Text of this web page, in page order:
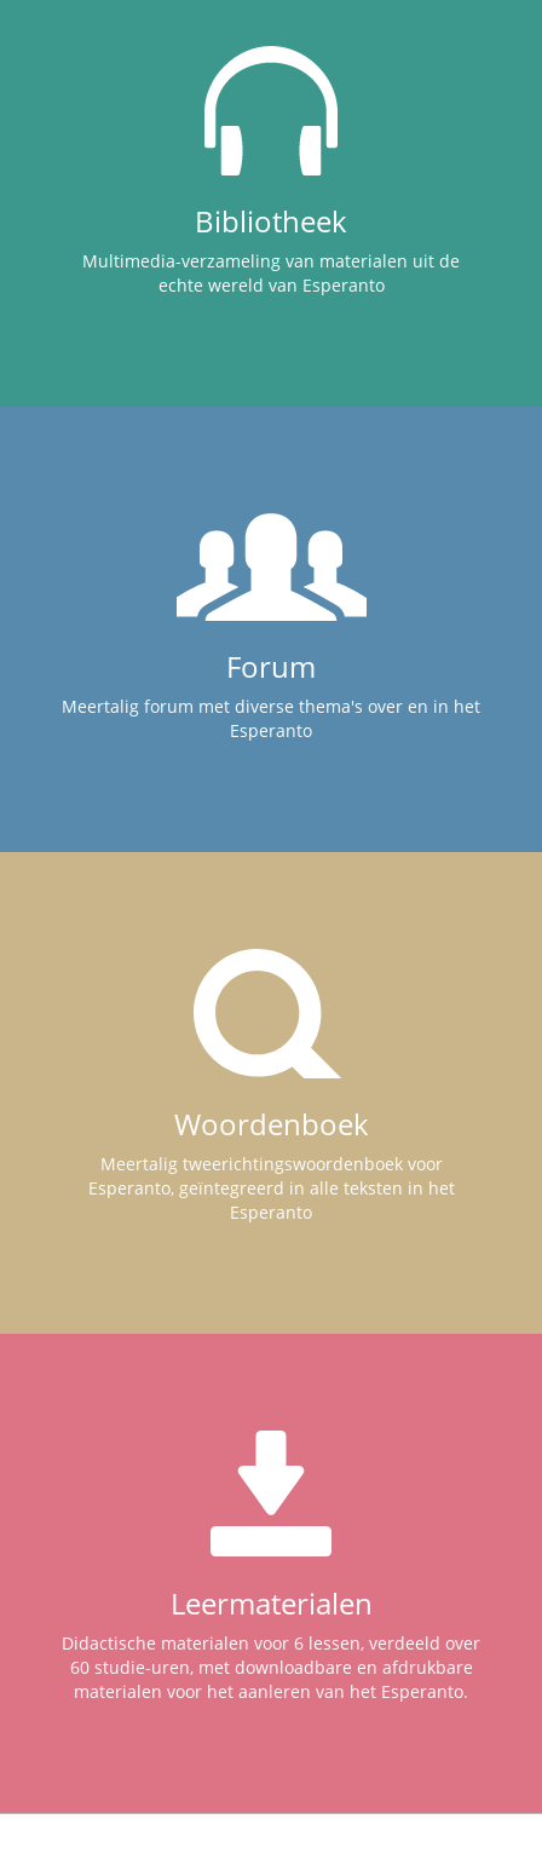
Bibliotheek
Multimedia-verzameling van materialen uit de
echte wereld van Esperanto
Forum
Meertalig forum met diverse thema's over en in het
Esperanto
Woordenboek
Meertalig tweerichtingswoordenboek voor
Esperanto, geïntegreerd in alle teksten in het
Esperanto
Leermaterialen
Didactische materialen voor 6 lessen, verdeeld over
60 studie-uren, met downloadbare en afdrukbare
materialen voor het aanleren van het Esperanto.